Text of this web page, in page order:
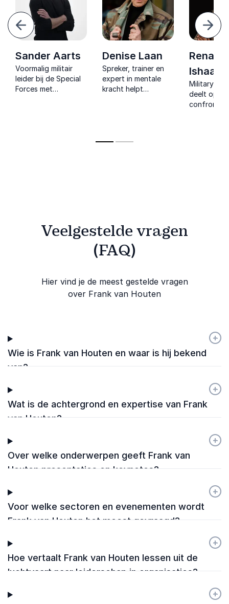
Sander Aarts
Voormalig militair
leider bij de Special
Forces met
Denise Laan
Spreker, trainer en
expert in mentale
kracht helpt
leiderschap onder
Renaldo
Ishaak
Military
deelt
Veelgestelde vragen
(FAQ)
Hier vind je de meest gestelde vragen
over Frank van Houten
Wie is Frank van Houten en waar is hij bekend
van?
+
-
Wat is de achtergrond en expertise van Frank
van Houten?
+
-
Over welke onderwerpen geeft Frank van
Houten presentaties en keynotes?
+
-
Voor welke sectoren en evenementen wordt
Frank van Houten het meest gevraagd?
+
-
Hoe vertaalt Frank van Houten lessen uit de
luchtvaart naar leiderschap in organisaties?
+
-
+
-